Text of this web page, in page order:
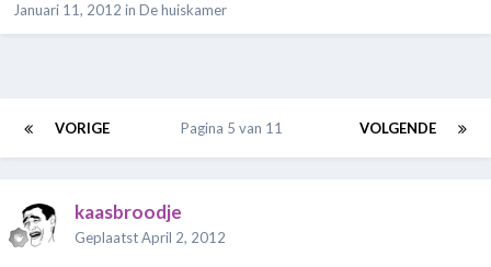
Januari 11, 2012 in De huiskamer
VORIGE VOLGENDE
Pagina 5 van 11
kaasbroodje
GeplaatstApril 2, 2012